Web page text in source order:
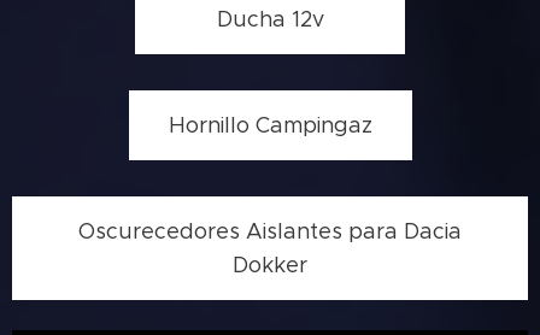
Ducha 12v
Hornillo Campingaz
Oscurecedores Aislantes para Dacia
Dokker